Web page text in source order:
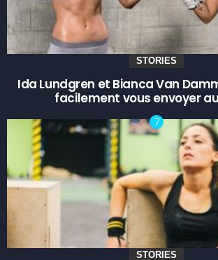
STORIES
Ida Lundgren et Bianca Van
facilement vous envoyer
STORIES